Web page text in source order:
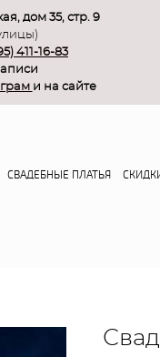
дом 35, стр. 9
411-16-83
и на сайте
СВАДЕБНЫЕ ПЛАТЬЯ